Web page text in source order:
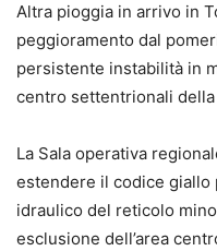
Altra pioggia in arrivo in
peggioramento dal
persistente instabilità in
centro settentrionali
La Sala operativa
estendere il codice
idraulico del reticolo
esclusione dell’area